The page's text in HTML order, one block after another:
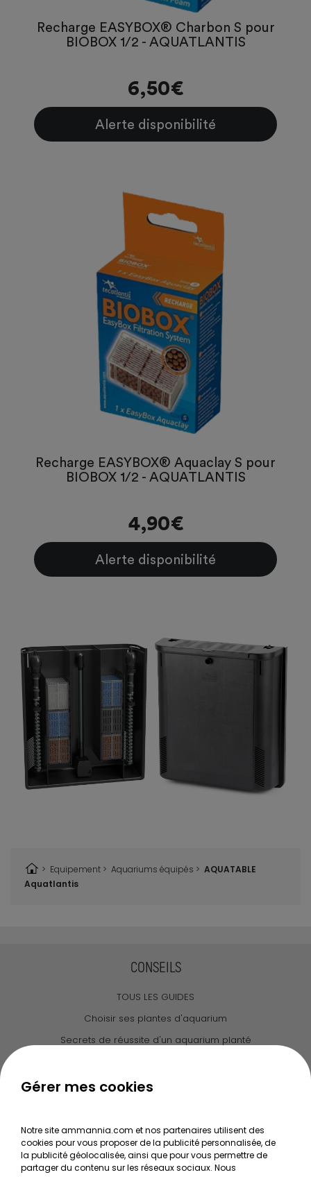
Recharge EASYBOX® Charbon S pour
BIOBOX 1/2 - AQUATLANTIS
6,50€
Alerte disponibilité
Recharge EASYBOX® Aquaclay S pour
BIOBOX 1/2 - AQUATLANTIS
4,90€
Alerte disponibilité
> Equipement > Aquariums équipés > AQUATABLE
Aquatlantis
CONSEILS
TOUS LES GUIDES
Choisir ses plantes d'aquarium
Secrets de réussite d'un aquarium planté
Le journal d'Ammannia
Recherche de Notices de produits
Mentions légales
Gérer mes cookies
Notre site ammannia.com et nos partenaires utilisent des
cookies pour vous proposer de la publicité personnalisée, de
la publicité géolocalisée, ainsi que pour vous permettre de
partager du contenu sur les réseaux sociaux. Nous